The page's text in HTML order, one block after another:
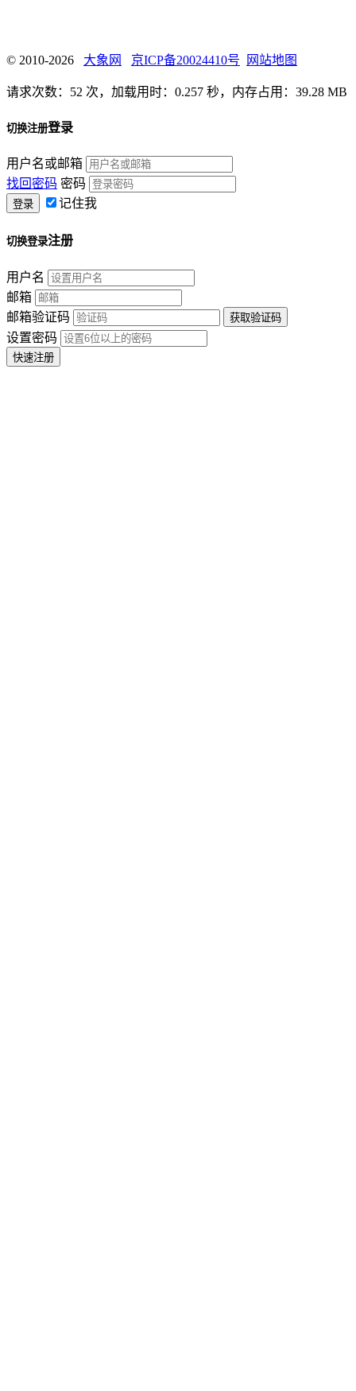
© 2010-2026 大象网 京ICP备20024410号 网站地图
请求次数：52 次，加载用时：0.257 秒，内存占用：39.28 MB
切换注册登录
用户名或邮箱
找回密码 密码
记住我
切换登录注册
用户名
邮箱
邮箱验证码
设置密码